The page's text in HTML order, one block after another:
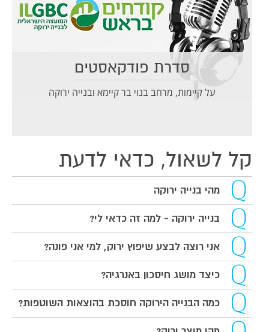
סדרת פודקאסטים
על קיימות, מרחב בנוי בר קיימא ובנייה ירוקה
קל לשאול, כדאי לדעת
מהי בנייה ירוקה
בנייה ירוקה - למה זה כדאי לי?
אני רוצה לבצע שיפוץ ירוק, למי אני פונה?
כיצד מושג חיסכון באנרגיה?
כמה הבנייה הירוקה חוסכת בהוצאות השוטפות?